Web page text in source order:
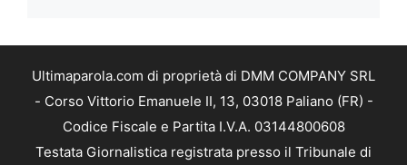
Ultimaparola.com di proprietà di DMM COMPANY SRL
- Corso Vittorio Emanuele II, 13, 03018 Paliano (FR) -
Codice Fiscale e Partita I.V.A. 03144800608
Testata Giornalistica registrata presso il Tribunale di